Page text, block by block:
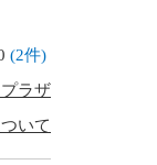
(2件)
ラザ
いて